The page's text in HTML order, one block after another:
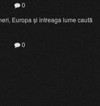
0
Europa și întreaga lume caută
0